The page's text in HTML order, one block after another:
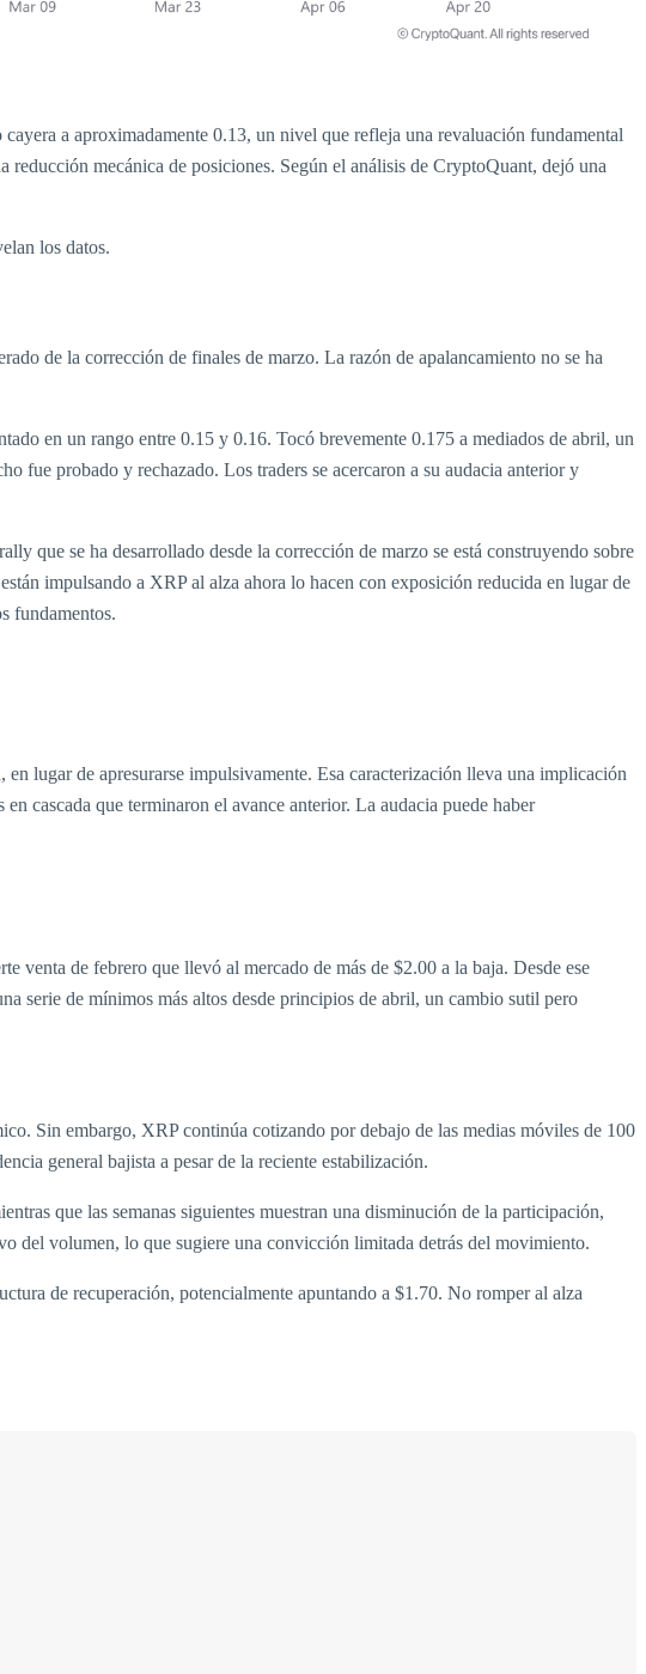
a aproximadamente 0.13, un nivel que refleja una revaluación fundamental
mecánica de posiciones. Según el análisis de CryptoQuant, dejó una
los datos.
de la corrección de finales de marzo. La razón de apalancamiento no se ha
en un rango entre 0.15 y 0.16. Tocó brevemente 0.175 a mediados de abril, un
fue probado y rechazado. Los traders se acercaron a su audacia anterior y
que se ha desarrollado desde la corrección de marzo se está construyendo sobre
impulsando a XRP al alza ahora lo hacen con exposición reducida en lugar de
fundamentos.
lugar de apresurarse impulsivamente. Esa caracterización lleva una implicación
cascada que terminaron el avance anterior. La audacia puede haber
venta de febrero que llevó al mercado de más de $2.00 a la baja. Desde ese
serie de mínimos más altos desde principios de abril, un cambio sutil pero
Sin embargo, XRP continúa cotizando por debajo de las medias móviles de 100
general bajista a pesar de la reciente estabilización.
que las semanas siguientes muestran una disminución de la participación,
del volumen, lo que sugiere una convicción limitada detrás del movimiento.
de recuperación, potencialmente apuntando a $1.70. No romper al alza